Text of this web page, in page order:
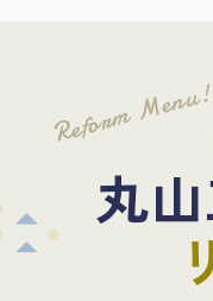
Reform Menu!
丸